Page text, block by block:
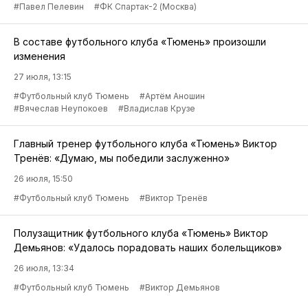
#Павел Пелевин
#ФК Спартак-2 (Москва)
В составе футбольного клуба «Тюмень» произошли
изменения
27 июля, 13:15
#Футбольный клуб Тюмень
#Артём Аношин
#Вячеслав Неупокоев
#Владислав Крузе
Главный тренер футбольного клуба «Тюмень» Виктор
Тренёв: «Думаю, мы победили заслуженно»
26 июля, 15:50
#Футбольный клуб Тюмень
#Виктор Тренёв
Полузащитник футбольного клуба «Тюмень» Виктор
Демьянов: «Удалось порадовать наших болельщиков»
26 июля, 13:34
#Футбольный клуб Тюмень
#Виктор Демьянов